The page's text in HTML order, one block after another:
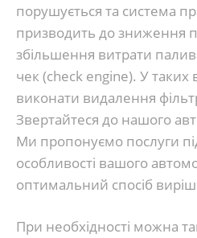
порушується та система
призводить до зниження
збільшення витрати
чек (check engine). У
виконати видалення
Звертайтеся до нашого
Ми пропонуємо послуги
особливості вашого
оптимальний спосіб
При необхідності можна